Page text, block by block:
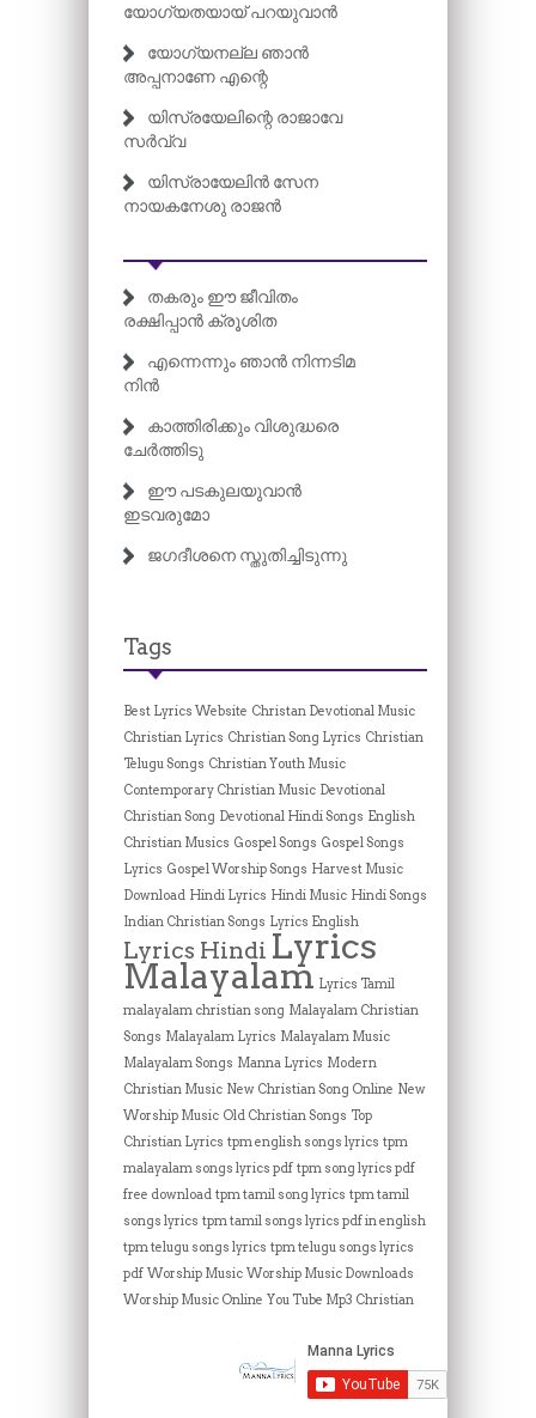
യോഗ്യതയായ് പറയുവാൻ
യോഗ്യനല്ല ഞാൻ
അപ്പനാണേ എന്റെ
യിസ്രയേലിന്റെ രാജാവേ
സർവ്വ
യിസ്രായേലിൻ സേന
നായകനേശു രാജൻ
തകരും ഈ ജീവിതം
രക്ഷിപ്പാൻ ക്രൂശിത
എന്നെന്നും ഞാൻ നിന്നടിമ
നിൻ
കാത്തിരിക്കും വിശുദ്ധരെ
ചേർത്തിടു
ഈ പടകുലയുവാൻ
ഇടവരുമോ
ജഗദീശനെ സ്തുതിച്ചിടുന്നു
Tags
Best Lyrics Website Christan Devotional Music
Christian Lyrics Christian Song Lyrics Christian
Telugu Songs Christian Youth Music
Contemporary Christian Music Devotional
Christian Song Devotional Hindi Songs English
Christian Musics Gospel Songs Gospel Songs
Lyrics Gospel Worship Songs Harvest Music
Download Hindi Lyrics Hindi Music Hindi Songs
Indian Christian Songs Lyrics English
Lyrics Hindi Lyrics
Malayalam Lyrics Tamil
malayalam christian song Malayalam Christian
Songs Malayalam Lyrics Malayalam Music
Malayalam Songs Manna Lyrics Modern
Christian Music New Christian Song Online New
Worship Music Old Christian Songs Top
Christian Lyrics tpm english songs lyrics tpm
malayalam songs lyrics pdf tpm song lyrics pdf
free download tpm tamil song lyrics tpm tamil
songs lyrics tpm tamil songs lyrics pdf in english
tpm telugu songs lyrics tpm telugu songs lyrics
pdf Worship Music Worship Music Downloads
Worship Music Online You Tube Mp3 Christian